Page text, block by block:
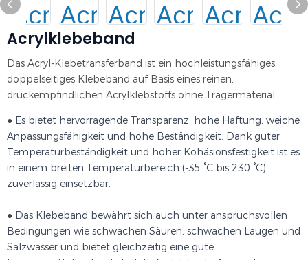
Acrylklebeband
Das Acryl-Klebetransferband ist ein hochleistungsfähiges,
doppelseitiges Klebeband auf Basis eines reinen,
druckempfindlichen Acrylklebstoffs ohne Trägermaterial.
● Es bietet hervorragende Transparenz, hohe Haftung, weiche
Anpassungsfähigkeit und hohe Beständigkeit. Dank guter
Temperaturbeständigkeit und hoher Kohäsionsfestigkeit ist es
in einem breiten Temperaturbereich (-35 °C bis 230 °C)
zuverlässig einsetzbar.
● Das Klebeband bewährt sich auch unter anspruchsvollen
Bedingungen wie schwachen Säuren, schwachen Laugen und
Salzwasser und bietet gleichzeitig eine gute